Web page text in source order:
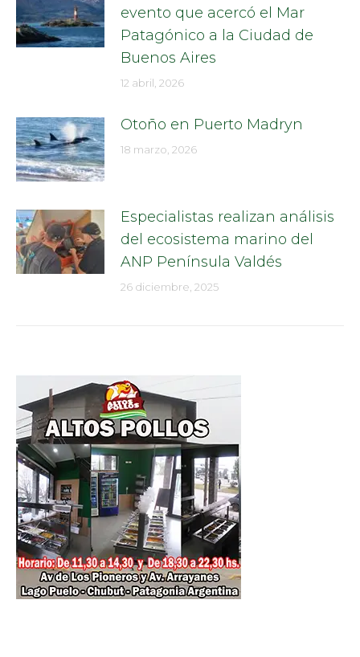
evento que acercó el Mar
Patagónico a la Ciudad de
Buenos Aires
12 abril, 2026
Otoño en Puerto Madryn
18 marzo, 2026
Especialistas realizan análisis
del ecosistema marino del
ANP Península Valdés
26 diciembre, 2025